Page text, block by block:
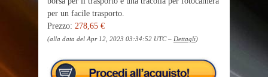
per un facile trasporto.
Prezzo: 278,65 €
(alla data del Apr 12, 2023 03:34:52 UTC – Dettagli)